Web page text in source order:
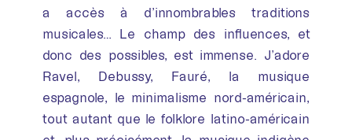
a accès à d’innombrables traditions
musicales… Le champ des influences, et
donc des possibles, est immense. J’adore
Ravel, Debussy, Fauré, la musique
espagnole, le minimalisme nord-américain,
tout autant que le folklore latino-américain